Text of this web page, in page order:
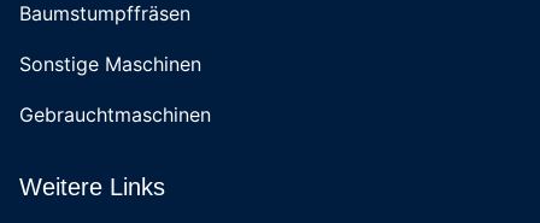
Baumstumpffräsen
Sonstige Maschinen
Gebrauchtmaschinen
Weitere Links